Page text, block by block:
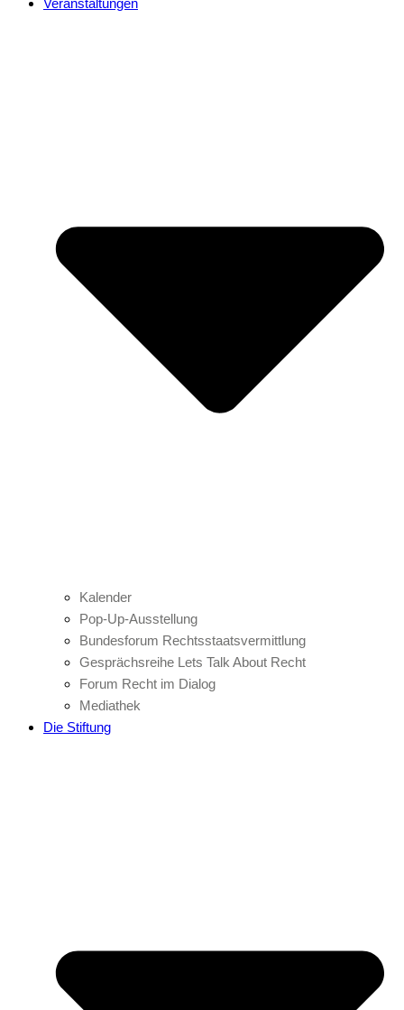
Veranstaltungen
Kalender
Pop-Up-Ausstellung
Bundesforum Rechtsstaatsvermittlung
Gesprächsreihe Lets Talk About Recht
Forum Recht im Dialog
Mediathek
Die Stiftung